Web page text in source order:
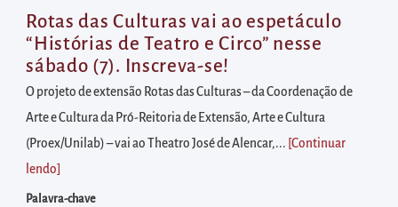
menu
principal
Acessar
diretamente
à
área
para
realizar
Rotas das Culturas vai ao espetáculo
“Histórias de Teatro e Circo” nesse
sábado (7). Inscreva-se!
O projeto de extensão Rotas das Culturas – da Coordenação de
Arte e Cultura da Pró-Reitoria de Extensão, Arte e Cultura
(Proex/Unilab) – vai ao Theatro José de Alencar,... [Continuar
lendo
Palavra-chave